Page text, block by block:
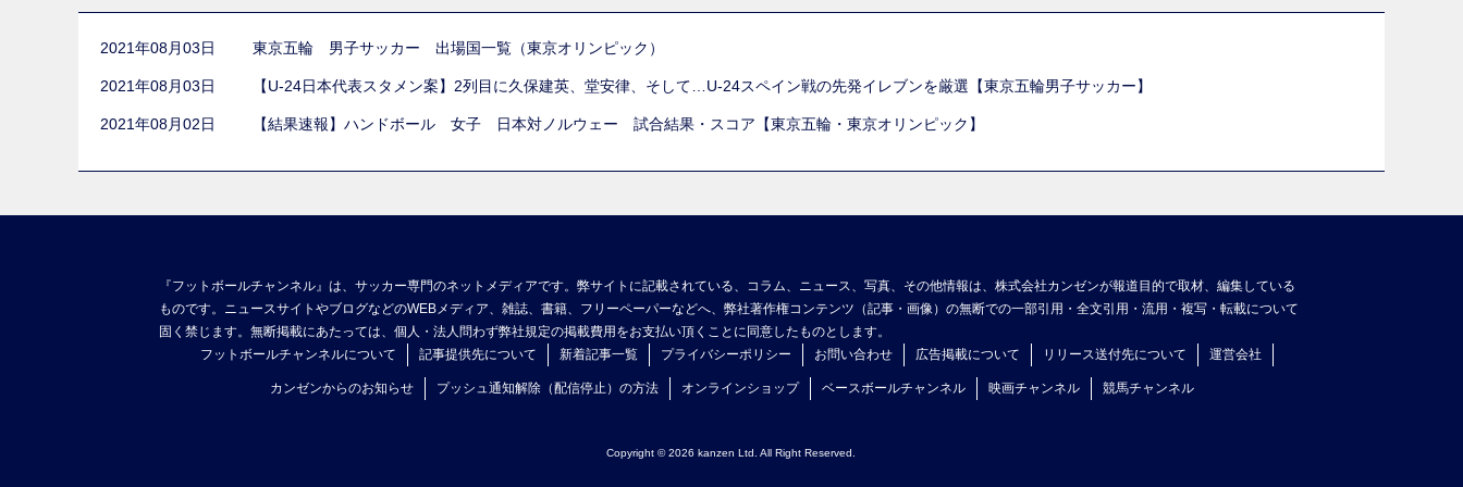
2021年08月03日 東京五輪 男子サッカー 出場国一覧（東京オリンピック）
2021年08月03日 【U-24日本代表スタメン案】2列目に久保建英、堂安律、そして…U-24スペイン戦の先発イレブンを厳選【東京五輪男子サッカー】
2021年08月02日 【結果速報】ハンドボール 女子 日本対ノルウェー 試合結果・スコア【東京五輪・東京オリンピック】
『フットボールチャンネル』は、サッカー専門のネットメディアです。弊サイトに記載されている、コラム、ニュース、写真、その他情報は、株式会社カンゼンが報道目的で取材、編集している
ものです。ニュースサイトやブログなどのWEBメディア、雑誌、書籍、フリーペーパーなどへ、弊社著作権コンテンツ（記事・画像）の無断での一部引用・全文引用・流用・複写・転載について
固く禁じます。無断掲載にあたっては、個人・法人問わず弊社規定の掲載費用をお支払い頂くことに同意したものとします。
フットボールチャンネルについて
記事提供先について 新着記事一覧 プライバシーポリシー お問い合わせ 広告掲載について リリース送付先について 運営会社
カンゼンからのお知らせ プッシュ通知解除（配信停止）の方法 オンラインショップ ベースボールチャンネル 映画チャンネル 競馬チャンネル
Copyright © 2026 kanzen Ltd. All Right Reserved.